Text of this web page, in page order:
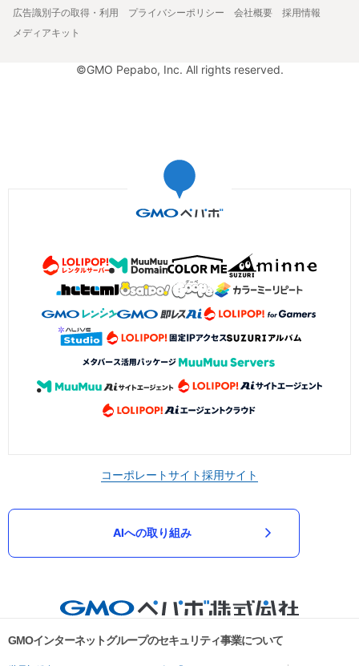
広告識別子の取得・利用
プライバシーポリシー 会社概要
採用情報
メディアキット
©GMO Pepabo, Inc. All rights reserved.
コーポレートサイト採用サイト
AIへの取り組み
GMOインターネットグループのセキュリティ事業について